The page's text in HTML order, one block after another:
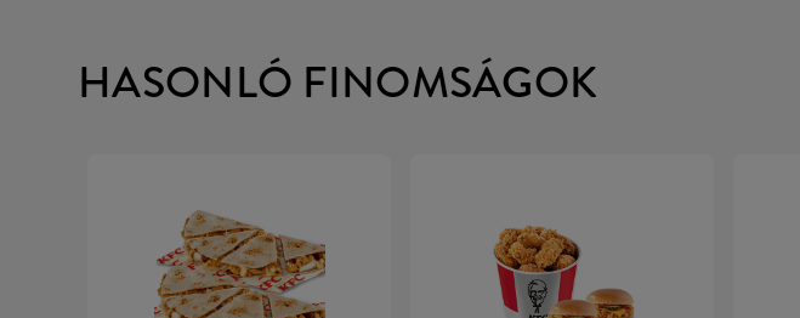
HASONLÓ FINOMSÁGOK